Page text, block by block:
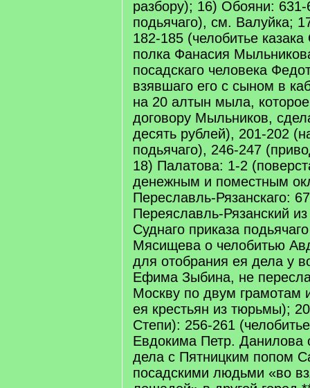
разбору); 16) Обояни: 631-
подьячаго), см. Валуйка;
182-185 (челобитье казака
полка Фанасия
посадскаго человека
взявшаго его с сыном в
на 20 алтын мыла,
договору Мыльников,
десять рублей), 201-202
подьячаго), 246-247
18) Палатова: 1-2
денежным и поместным
Переславль-Рязанскаго:
Переяславль-Рязанский
Суднаго приказа
Мясищева о челобитью
для отобрания ея дела у
Ефима Зыбина, не
Москву по двум грамотам
ея крестьян из тюрьмы);
Степи): 256-261
Евдокима Петр. Данилова
дела с Пятницким попом
посадскими людьми «во